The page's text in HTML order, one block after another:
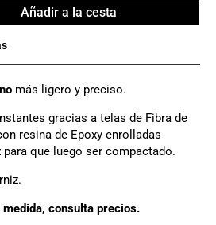
Añadir a la cesta
más ligero y preciso.
gracias a telas de Fibra de
resina de Epoxy enrolladas
que luego ser compactado.
consulta precios.